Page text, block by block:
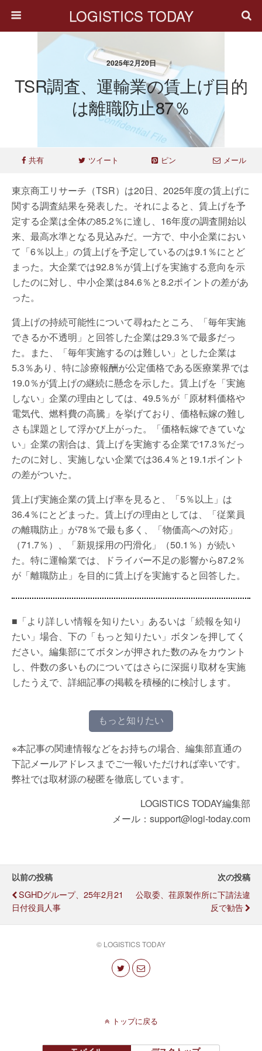
LOGISTICS TODAY
2025年2月20日
TSR調査、運輸業の賃上げ目的
は離職防止87％
共有 ツイート ピン メール
東京商工リサーチ（TSR）は20日、2025年度の賃上げに
関する調査結果を発表した。それによると、賃上げを予
定する企業は全体の85.2％に達し、16年度の調査開始以
来、最高水準となる見込みだ。一方で、中小企業におい
て「6％以上」の賃上げを予定しているのは9.1％にとど
まった。大企業では92.8％が賃上げを実施する意向を示
したのに対し、中小企業は84.6％と8.2ポイントの差があ
った。
賃上げの持続可能性について尋ねたところ、「毎年実施
できるか不透明」と回答した企業は29.3％で最多だっ
た。また、「毎年実施するのは難しい」とした企業は
5.3％あり、特に診療報酬が公定価格である医療業界では
19.0％が賃上げの継続に懸念を示した。賃上げを「実施
しない」企業の理由としては、49.5％が「原材料価格や
電気代、燃料費の高騰」を挙げており、価格転嫁の難し
さも課題として浮かび上がった。「価格転嫁できていな
い」企業の割合は、賃上げを実施する企業で17.3％だっ
たのに対し、実施しない企業では36.4％と19.1ポイント
の差がついた。
賃上げ実施企業の賃上げ率を見ると、「5％以上」は
36.4％にとどまった。賃上げの理由としては、「従業員
の離職防止」が78％で最も多く、「物価高への対応」
（71.7％）、「新規採用の円滑化」（50.1％）が続い
た。特に運輸業では、ドライバー不足の影響から87.2％
が「離職防止」を目的に賃上げを実施すると回答した。
■「より詳しい情報を知りたい」あるいは「続報を知り
たい」場合、下の「もっと知りたい」ボタンを押してく
ださい。編集部にてボタンが押された数のみをカウント
し、件数の多いものについてはさらに深掘り取材を実施
したうえで、詳細記事の掲載を積極的に検討します。
もっと知りたい
※本記事の関連情報などをお持ちの場合、編集部直通の
下記メールアドレスまでご一報いただければ幸いです。
弊社では取材源の秘匿を徹底しています。
LOGISTICS TODAY編集部
メール：support@logi-today.com
以前の投稿
SGHDグループ、25年2月21
日付役員人事
次の投稿
公取委、荏原製作所に下請法違
反で勧告
© LOGISTICS TODAY
トップに戻る